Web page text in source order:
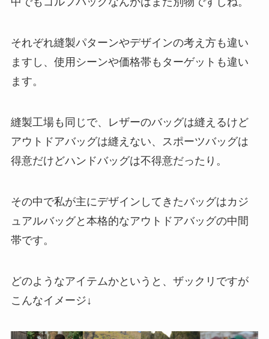
それぞれ縫製パターンやデザインの考え方も違い
ますし、使用シーンや価格帯もターゲットも違い
ます。
縫製工場も同じで、レザーのバッグは縫えるけど
アウトドアバッグは縫えない、スポーツバッグは
得意だけどハンドバッグは不得意だったり。
その中で私が主にデザインしてきたバッグはカジ
ュアルバッグと本格的なアウトドアバッグの中間
帯です。
どのようなアイテムかというと、ザックリですが
こんなイメージ↓